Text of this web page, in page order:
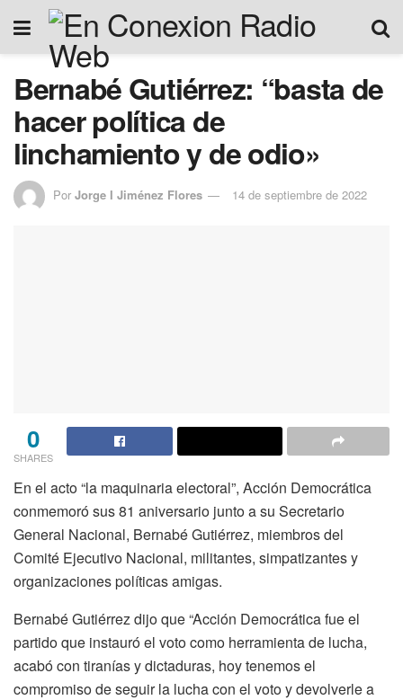
Bernabé Gutiérrez: “basta de
hacer política de
linchamiento y de odio»
Por Jorge I Jiménez Flores 14 de septiembre de 2022
0
SHARES
En el acto “la maquinaria electoral”, Acción Democrática
conmemoró sus 81 aniversario junto a su Secretario
General Nacional, Bernabé Gutiérrez, miembros del
Comité Ejecutivo Nacional, militantes, simpatizantes y
organizaciones políticas amigas.
Bernabé Gutiérrez dijo que “Acción Democrática fue el
partido que instauró el voto como herramienta de lucha,
acabó con tiranías y dictaduras, hoy tenemos el
compromiso de seguir la lucha con el voto y devolverle a